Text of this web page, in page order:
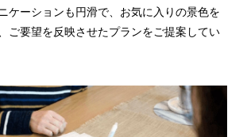
ケーションも円滑で、お気に入りの景色を
ご要望を反映させたプランをご提案してい